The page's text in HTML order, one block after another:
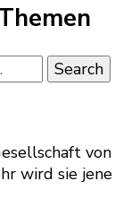
wird sie jene